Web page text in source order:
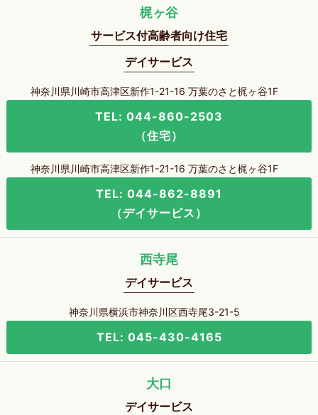
梶ヶ谷
サービス付高齢者向け住宅
デイサービス
神奈川県川崎市高津区新作1-21-16 万葉のさと梶ヶ谷1F
TEL: 044-860-2503
（住宅）
神奈川県川崎市高津区新作1-21-16 万葉のさと梶ヶ谷1F
TEL: 044-862-8891
（デイサービス）
西寺尾
デイサービス
神奈川県横浜市神奈川区西寺尾3-21-5
TEL: 045-430-4165
大口
デイサービス